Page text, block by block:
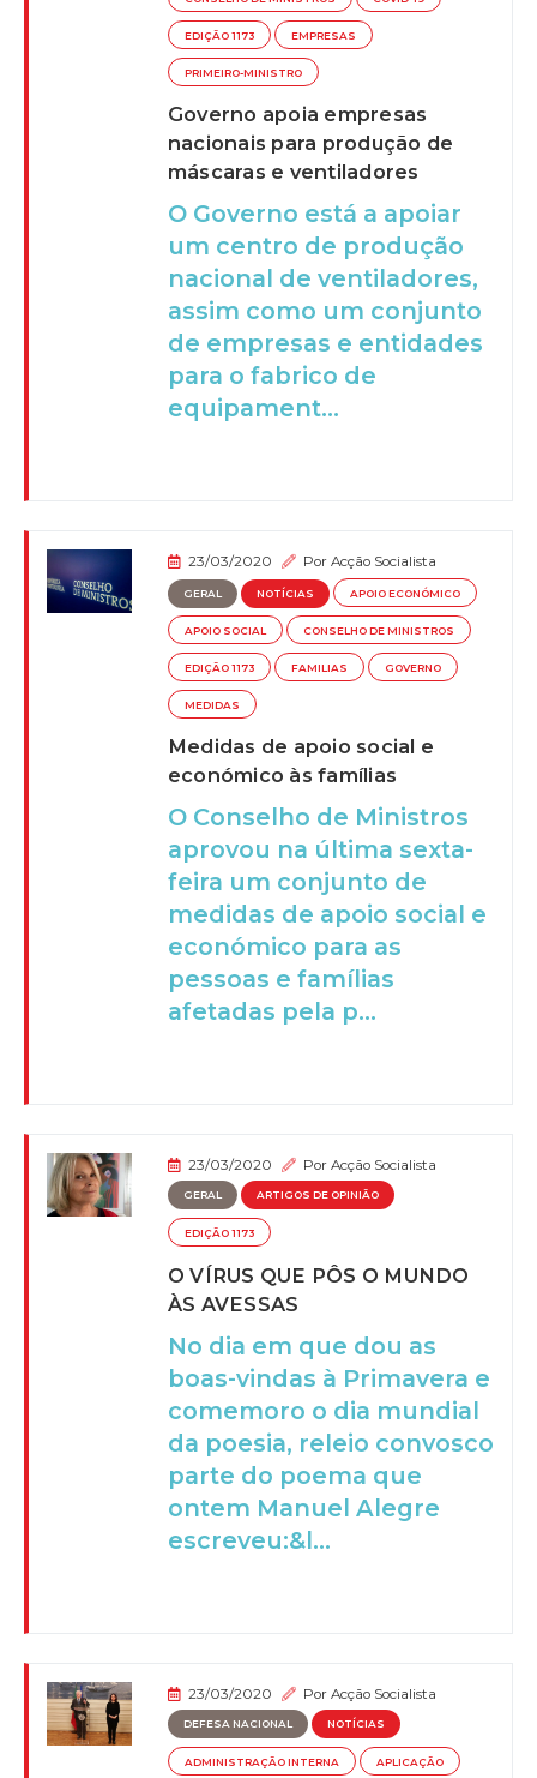
EDIÇÃO 1173 EMPRESAS
PRIMEIRO-MINISTRO
Governo apoia empresas
nacionais para produção de
máscaras e ventiladores
O Governo está a apoiar
um centro de produção
nacional de ventiladores,
assim como um conjunto
de empresas e entidades
para o fabrico de
equipament...
23/03/2020 PorAcção Socialista
GERAL NOTÍCIAS APOIO ECONÓMICO
APOIO SOCIAL CONSELHO DE MINISTROS
EDIÇÃO 1173 FAMILIAS GOVERNO
MEDIDAS
Medidas de apoio social e
económico às famílias
O Conselho de Ministros
aprovou na última sexta-
feira um conjunto de
medidas de apoio social e
económico para as
pessoas e famílias
afetadas pela p...
23/03/2020 PorAcção Socialista
GERAL ARTIGOS DE OPINIÃO
EDIÇÃO 1173
O VÍRUS QUE PÔS O MUNDO
ÀS AVESSAS
No dia em que dou as
boas-vindas à Primavera e
comemoro o dia mundial
da poesia, releio convosco
parte do poema que
ontem Manuel Alegre
escreveu:&l...
23/03/2020 PorAcção Socialista
DEFESA NACIONAL NOTÍCIAS
ADMINISTRAÇÃO INTERNA APLICAÇÃO